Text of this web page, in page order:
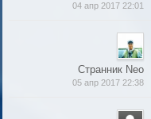
04 апр 2017 22:01
Странник Neo
05 апр 2017 22:38